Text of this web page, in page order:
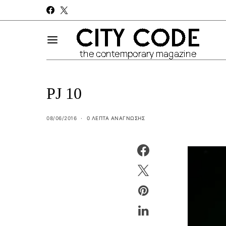
PJ 10
08/06/2016 0 ΛΕΠΤΑ ΑΝΆΓΝΩΣΗΣ